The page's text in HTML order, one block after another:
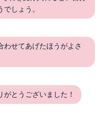
しょう。
わせてあげたほうがよさ
とうございました！